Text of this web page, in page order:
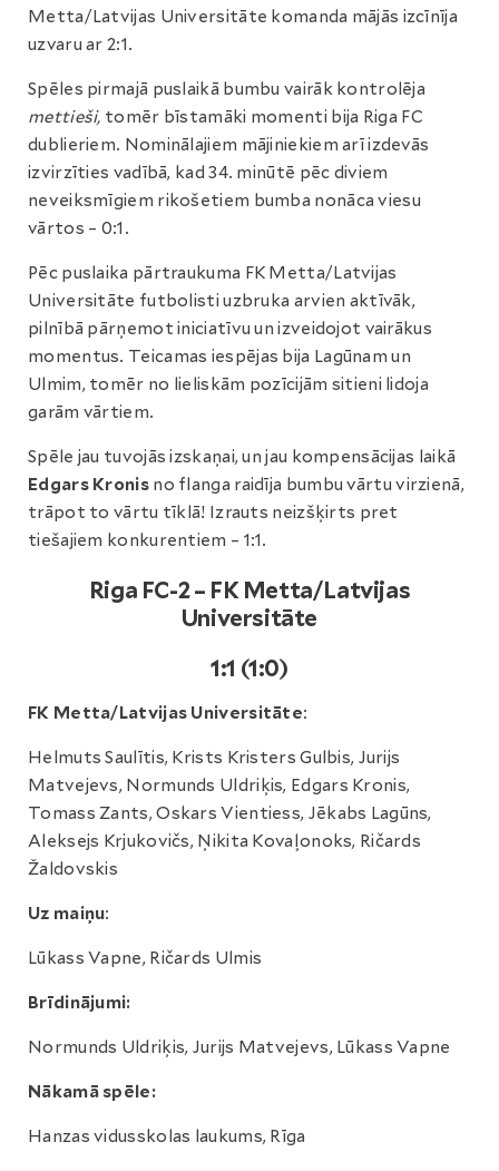
Metta/Latvijas Universitāte komanda mājās izcīnīja
uzvaru ar 2:1.
Spēles pirmajā puslaikā bumbu vairāk kontrolēja
mettieši, tomēr bīstamāki momenti bija Riga FC
dublieriem. Nominālajiem mājiniekiem arī izdevās
izvirzīties vadībā, kad 34. minūtē pēc diviem
neveiksmīgiem rikošetiem bumba nonāca viesu
vārtos – 0:1.
Pēc puslaika pārtraukuma FK Metta/Latvijas
Universitāte futbolisti uzbruka arvien aktīvāk,
pilnībā pārņemot iniciatīvu un izveidojot vairākus
momentus. Teicamas iespējas bija Lagūnam un
Ulmim, tomēr no lieliskām pozīcijām sitieni lidoja
garām vārtiem.
Spēle jau tuvojās izskaņai, un jau kompensācijas laikā
Edgars Kronisno flanga raidīja bumbu vārtu virzienā,
trāpot to vārtu tīklā! Izrauts neizšķirts pret
tiešajiem konkurentiem – 1:1.
Riga FC-2 – FK Metta/Latvijas
Universitāte
1:1 (1:0)
FK Metta/Latvijas Universitāte:
Helmuts Saulītis, Krists Kristers Gulbis, Jurijs
Matvejevs, Normunds Uldriķis, Edgars Kronis,
Tomass Zants, Oskars Vientiess, Jēkabs Lagūns,
Aleksejs Krjukovičs, Ņikita Kovaļonoks, Ričards
Žaldovskis
Uz maiņu:
Lūkass Vapne, Ričards Ulmis
Brīdinājumi:
Normunds Uldriķis, Jurijs Matvejevs, Lūkass Vapne
Nākamā spēle:
Hanzas vidusskolas laukums, Rīga